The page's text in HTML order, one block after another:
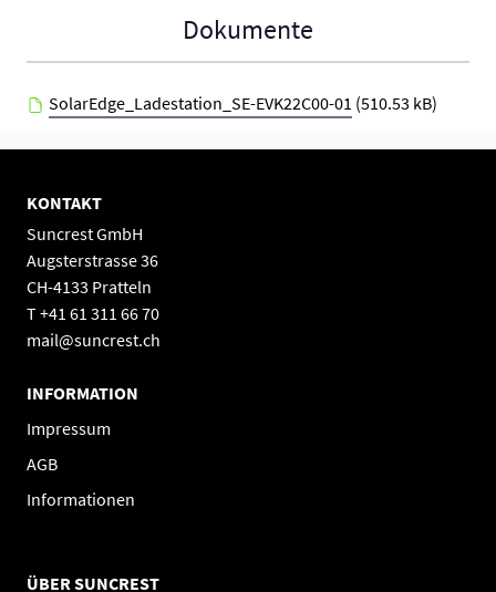
Dokumente
SolarEdge_Ladestation_SE-EVK22C00-01 (510.53 kB)
KONTAKT
Suncrest GmbH
Augsterstrasse 36
CH-4133 Pratteln
T +41 61 311 66 70
mail@suncrest.ch
INFORMATION
Impressum
AGB
Informationen
ÜBER SUNCREST